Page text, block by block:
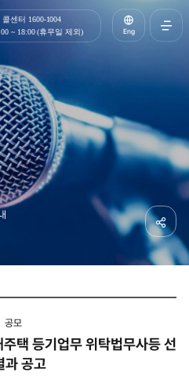
콜센터 1600-1004
~ 18:00 (휴무일 제외)
Eng
열기
공유
공모
택 등기업무 위탁법무사등 선
과 공고